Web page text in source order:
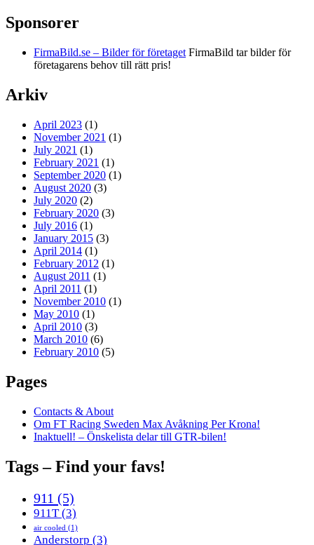
Sponsorer
FirmaBild.se – Bilder för företaget FirmaBild tar bilder för
företagarens behov till rätt pris!
Arkiv
April 2023 (1)
November 2021 (1)
July 2021 (1)
February 2021 (1)
September 2020 (1)
August 2020 (3)
July 2020 (2)
February 2020 (3)
July 2016 (1)
January 2015 (3)
April 2014 (1)
February 2012 (1)
August 2011 (1)
April 2011 (1)
November 2010 (1)
May 2010 (1)
April 2010 (3)
March 2010 (6)
February 2010 (5)
Pages
Contacts & About
Om FT Racing Sweden Max Avåkning Per Krona!
Inaktuell! – Önskelista delar till GTR-bilen!
Tags – Find your favs!
911 (5)
911T(3)
air cooled (1)
Anderstorp (3)